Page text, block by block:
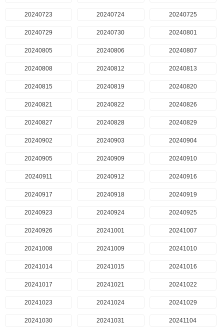
20240723 20240724 20240725
20240729 20240730 20240801
20240805 20240806 20240807
20240808 20240812 20240813
20240815 20240819 20240820
20240821 20240822 20240826
20240827 20240828 20240829
20240902 20240903 20240904
20240905 20240909 20240910
20240911 20240912 20240916
20240917 20240918 20240919
20240923 20240924 20240925
20240926 20241001 20241007
20241008 20241009 20241010
20241014 20241015 20241016
20241017 20241021 20241022
20241023 20241024 20241029
20241030 20241031 20241104